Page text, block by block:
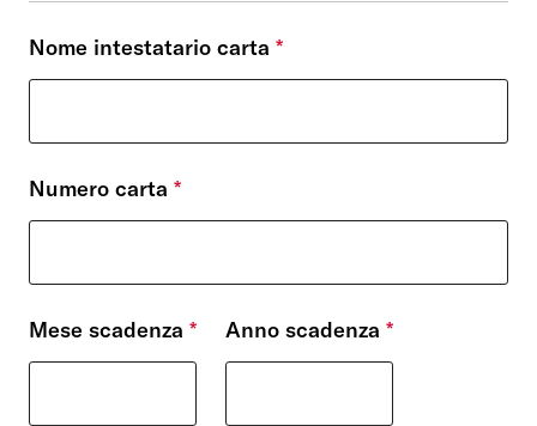
Nome intestatario carta *
Numero carta *
Mese scadenza * Anno scadenza *